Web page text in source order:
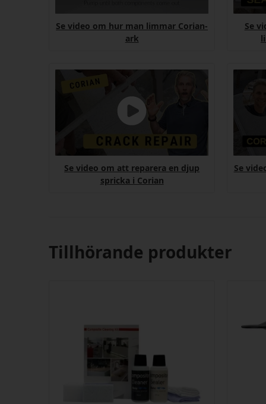
Se video om hur man limmar Corian-
ark
Se
Se video om att reparera en djup
spricka i Corian
Se
Tillhörande produkter